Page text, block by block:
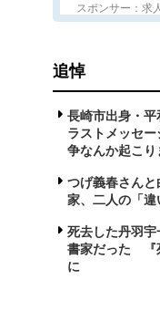
スポンサー：求
追悼
長崎市出身・
ラストメッセ
争なんか起こり
つげ義春さん
家、二人の「違
死去した丹羽
書家だった 『
に